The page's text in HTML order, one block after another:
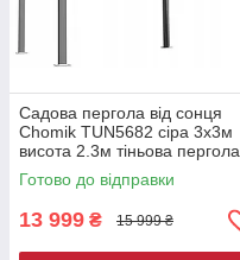
Садова пергола від сонця
Chomik TUN5682 сіра 3х3м
висота 2.3м тіньова пергола
для двору
Готово до відправки
13 999 ₴ 15 999 ₴